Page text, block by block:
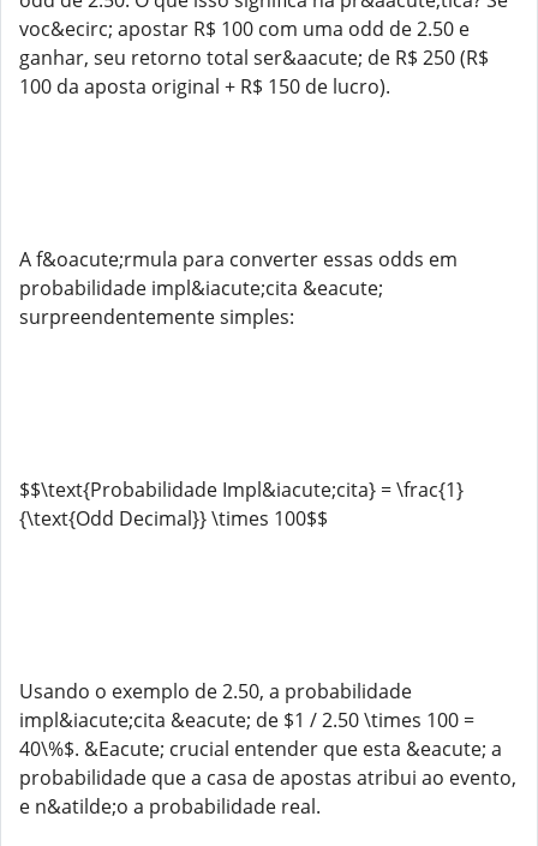
voc&ecirc; apostar R$ 100 com uma odd de 2.50 e
ganhar, seu retorno total ser&aacute; de R$ 250 (R$
100 da aposta original + R$ 150 de lucro).
A f&oacute;rmula para converter essas odds em
probabilidade impl&iacute;cita &eacute;
surpreendentemente simples:
$$\text{Probabilidade Impl&iacute;cita} = \frac{1}
{\text{Odd Decimal}} \times 100$$
Usando o exemplo de 2.50, a probabilidade
impl&iacute;cita &eacute; de $1 / 2.50 \times 100 =
40\%$. &Eacute; crucial entender que esta &eacute; a
probabilidade que a casa de apostas atribui ao evento,
e n&atilde;o a probabilidade real.